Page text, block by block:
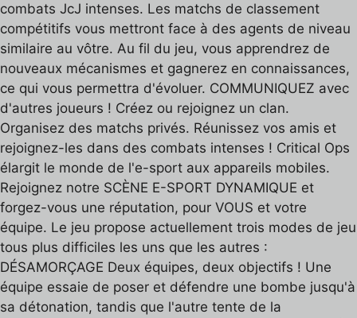
combats JcJ intenses. Les matchs de classement
compétitifs vous mettront face à des agents de niveau
similaire au vôtre. Au fil du jeu, vous apprendrez de
nouveaux mécanismes et gagnerez en connaissances,
ce qui vous permettra d'évoluer. COMMUNIQUEZ avec
d'autres joueurs ! Créez ou rejoignez un clan.
Organisez des matchs privés. Réunissez vos amis et
rejoignez-les dans des combats intenses ! Critical Ops
élargit le monde de l'e-sport aux appareils mobiles.
Rejoignez notre SCÈNE E-SPORT DYNAMIQUE et
forgez-vous une réputation, pour VOUS et votre
équipe. Le jeu propose actuellement trois modes de jeu
tous plus difficiles les uns que les autres :
DÉSAMORÇAGE Deux équipes, deux objectifs ! Une
équipe essaie de poser et défendre une bombe jusqu'à
sa détonation, tandis que l'autre tente de la